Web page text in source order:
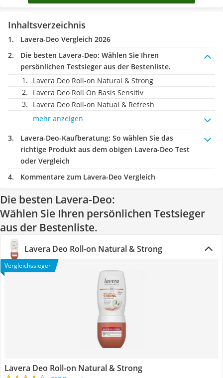
Inhaltsverzeichnis
Lavera-Deo Vergleich 2026
Die besten Lavera-Deo: Wählen Sie Ihren
persönlichen Testsieger aus der Bestenliste.
Lavera Deo Roll-on Natural & Strong
Lavera Deo Roll On Basis Sensitiv
Lavera Deo Roll-on Natual & Refresh
mehr anzeigen
Lavera-Deo-Kaufberatung: So wählen Sie das
richtige Produkt aus dem obigen Lavera-Deo Test
oder Vergleich
Kommentare zum Lavera-Deo Vergleich
Die besten Lavera-Deo:
Wählen Sie Ihren persönlichen Testsieger
aus der Bestenliste.
Lavera Deo Roll-on Natural & Strong
Vergleichssieger
Lavera Deo Roll-on Natural & Strong